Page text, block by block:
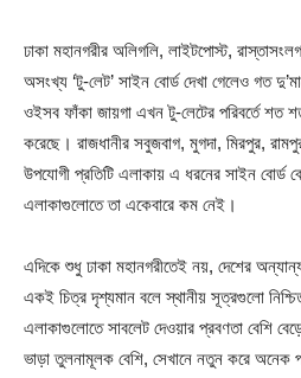
ঢাকা মহানগরীর অলিগলি, লাইটপোস্ট,
অসংখ্য ‘টু-লেট’ সাইন বোর্ড দেখা গেলেও গত
ওইসব ফাঁকা জায়গা এখন টু-লেটের পরিবর্তে শত
করেছে। রাজধানীর সবুজবাগ, মুগদা, মিরপুর,
উপযোগী প্রতিটি এলাকায় এ ধরনের সাইন বোর্ড
এলাকাগুলোতে তা একেবারে কম নেই।
এদিকে শুধু ঢাকা মহানগরীতেই নয়, দেশের
একই চিত্র দৃশ্যমান বলে স্থানীয় সূত্রগুলো
এলাকাগুলোতে সাবলেট দেওয়ার প্রবণতা বেশি
ভাড়া তুলনামূলক বেশি, সেখানে নতুন করে অনেক